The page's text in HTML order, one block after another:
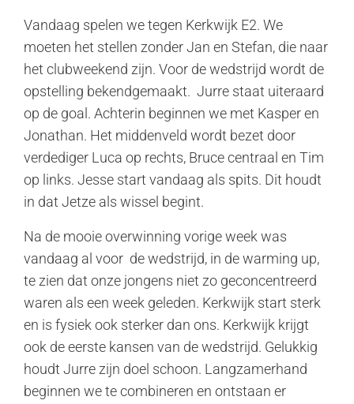
Vandaag spelen we tegen Kerkwijk E2. We
moeten het stellen zonder Jan en Stefan, die naar
het clubweekend zijn. Voor de wedstrijd wordt de
opstelling bekendgemaakt. Jurre staat uiteraard
op de goal. Achterin beginnen we met Kasper en
Jonathan. Het middenveld wordt bezet door
verdediger Luca op rechts, Bruce centraal en Tim
op links. Jesse start vandaag als spits. Dit houdt
in dat Jetze als wissel begint.
Na de mooie overwinning vorige week was
vandaag al voor de wedstrijd, in de warming up,
te zien dat onze jongens niet zo geconcentreerd
waren als een week geleden. Kerkwijk start sterk
en is fysiek ook sterker dan ons. Kerkwijk krijgt
ook de eerste kansen van de wedstrijd. Gelukkig
houdt Jurre zijn doel schoon. Langzamerhand
beginnen we te combineren en ontstaan er